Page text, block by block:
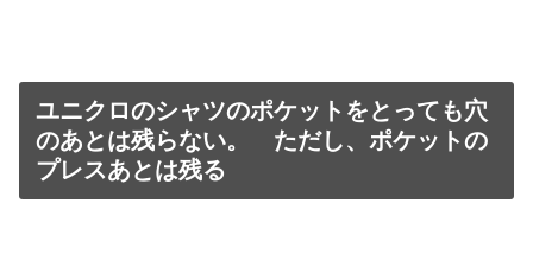
ユニクロのシャツのポケットをとっても穴
のあとは残らない。 ただし、ポケットの
プレスあとは残る